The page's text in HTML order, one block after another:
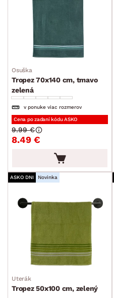
Osuška
Tropez 70x140 cm, tmavo
zelená
v ponuke viac rozmerov
Cena po zadaní kódu ASKO
8.49 €
9.99 €
ASKO DNI Novinka
Uterák
Tropez 50x100 cm, zelený